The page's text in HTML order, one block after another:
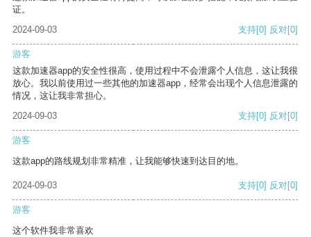
证。
2024-09-03
支持[0] 反对[0]
游客
这款加速器app的安全性很高，使用过程中不会泄露个人信息，这让我很
放心。我以前使用过一些其他的加速器app，经常会出现个人信息泄露的
情况，这让我非常担心。
2024-09-03
支持[0] 反对[0]
游客
这款app的路线规划非常精准，让我能够快速到达目的地。
2024-09-03 支持[0] 反对[0]
游客
这个软件我非常喜欢